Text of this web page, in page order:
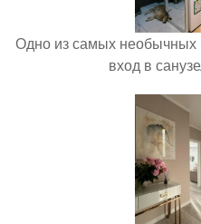
Одно из самых
вход в